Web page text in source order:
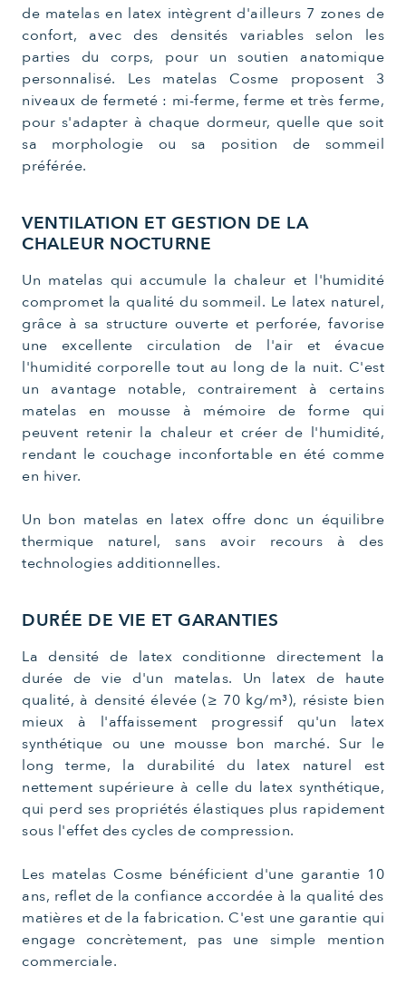
de matelas en latex intègrent d'ailleurs 7 zones de
confort, avec des densités variables selon les
parties du corps, pour un soutien anatomique
personnalisé. Les matelas Cosme proposent 3
niveaux de fermeté : mi-ferme, ferme et très ferme,
pour s'adapter à chaque dormeur, quelle que soit
sa morphologie ou sa position de sommeil
préférée.
VENTILATION ET GESTION DE LA
CHALEUR NOCTURNE
Un matelas qui accumule la chaleur et l'humidité
compromet la qualité du sommeil. Le latex naturel,
grâce à sa structure ouverte et perforée, favorise
une excellente circulation de l'air et évacue
l'humidité corporelle tout au long de la nuit. C'est
un avantage notable, contrairement à certains
matelas en mousse à mémoire de forme qui
peuvent retenir la chaleur et créer de l'humidité,
rendant le couchage inconfortable en été comme
en hiver.
Un bon matelas en latex offre donc un équilibre
thermique naturel, sans avoir recours à des
technologies additionnelles.
DURÉE DE VIE ET GARANTIES
La densité de latex conditionne directement la
durée de vie d'un matelas. Un latex de haute
qualité, à densité élevée (≥ 70 kg/m³), résiste bien
mieux à l'affaissement progressif qu'un latex
synthétique ou une mousse bon marché. Sur le
long terme, la durabilité du latex naturel est
nettement supérieure à celle du latex synthétique,
qui perd ses propriétés élastiques plus rapidement
sous l'effet des cycles de compression.
Les matelas Cosme bénéficient d'une garantie 10
ans, reflet de la confiance accordée à la qualité des
matières et de la fabrication. C'est une garantie qui
engage concrètement, pas une simple mention
commerciale.